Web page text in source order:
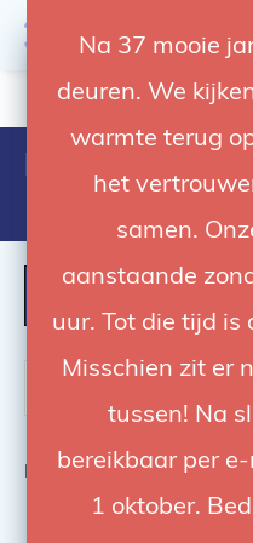
Na 37 mooie
deuren. We
warmte terug
het
samen.
aanstaande
uur. Tot die tijd is
Misschien zit er
tussen! Na
bereikbaar per
1 oktober.
4.92 / 5 op trusted
Products
19367
Bekijk0 van de 0